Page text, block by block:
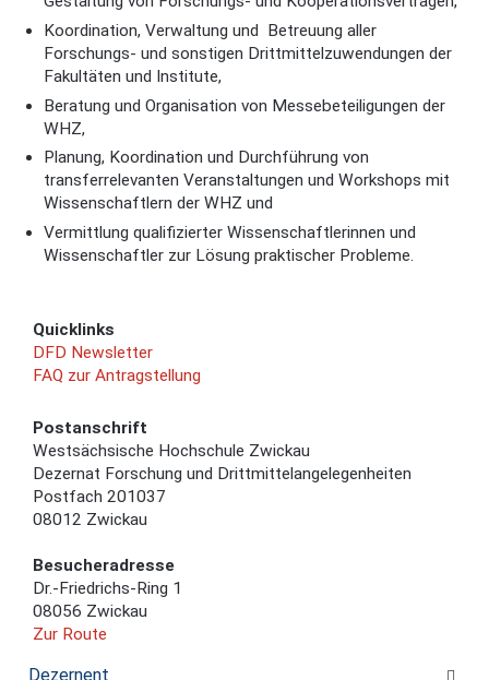
Koordination, Verwaltung und Betreuung aller
Forschungs- und sonstigen Drittmittelzuwendungen der
Fakultäten und Institute,
Beratung und Organisation von Messebeteiligungen der
WHZ,
Planung, Koordination und Durchführung von
transferrelevanten Veranstaltungen und Workshops mit
Wissenschaftlern der WHZ und
Vermittlung qualifizierter Wissenschaftlerinnen und
Wissenschaftler zur Lösung praktischer Probleme.
Quicklinks
DFD Newsletter
FAQ zur Antragstellung
Postanschrift
Westsächsische Hochschule Zwickau
Dezernat Forschung und Drittmittelangelegenheiten
Postfach 201037
08012 Zwickau
Besucheradresse
Dr.-Friedrichs-Ring 1
08056 Zwickau
Zur Route
Dezernent